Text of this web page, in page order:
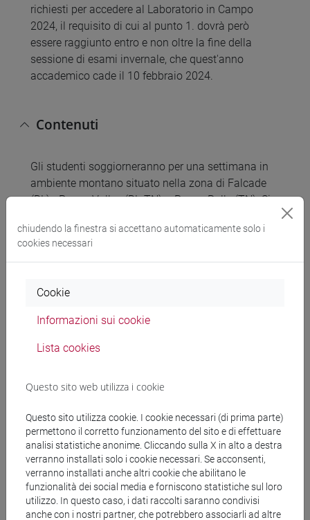
richiesti per accedere al Laboratorio in Campo
2024, il requisito di cui al punto 1. dovrà però
essere raggiunto entro e non oltre la fine della
sessione di esami invernale, che quest'anno
accademico cade il 10 febbraio 2024.
Contenuti
Gli studenti soggiorneranno per una settimana in
ambiente montano situato nella zona di Falcade
(BL) - Passo Valles (BL-TN) – Passo Rolle (TN). Si
saranno svolte esercitazioni pratiche di diverse
discipline, come Scienze della Terra, Scienza della
Vegetazione ed Ecologia; sarà valutata la qualità di
alcuni casi con gravi problemi di dissesto
idrogeologico e saranno previste operazioni di
pilotaggio remoto (SAPR) comunemente conosciuti
prevede attività seminariali in aula per la
argomenti di interesse ambientale. Le lezioni
(obbligatorie) saranno svolte nelle settimane
precedenti le attività in campo. Tuttavia, alcune
delle attività in campo previste (e le loro modalità
di svolgimento) potrebbero subire variazioni sulla
base delle condizioni meteorologiche, della
logistica e dell’offerta didattica nell’anno
chiudendo la finestra si accettano automaticamente solo i
cookies necessari
Cookie
Informazioni sui cookie
Lista cookies
Questo sito web utilizza i cookie
Questo sito utilizza cookie. I cookie necessari (di prima parte)
permettono il corretto funzionamento del sito e di effettuare
analisi statistiche anonime. Cliccando sulla X in alto a destra
verranno installati solo i cookie necessari. Se acconsenti,
verranno installati anche altri cookie che abilitano le
funzionalità dei social media e forniscono statistiche sul loro
utilizzo. In questo caso, i dati raccolti saranno condivisi
anche con i nostri partner, che potrebbero associarli ad altre